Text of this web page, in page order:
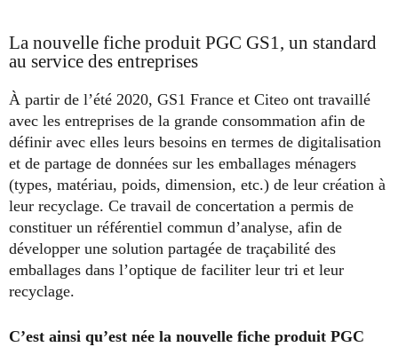
La nouvelle fiche produit PGC GS1, un standard
au service des entreprises
À partir de l’été 2020, GS1 France et Citeo ont travaillé
avec les entreprises de la grande consommation afin de
définir avec elles leurs besoins en termes de digitalisation
et de partage de données sur les emballages ménagers
(types, matériau, poids, dimension, etc.) de leur création à
leur recyclage. Ce travail de concertation a permis de
constituer un référentiel commun d’analyse, afin de
développer une solution partagée de traçabilité des
emballages dans l’optique de faciliter leur tri et leur
recyclage.
C’est ainsi qu’est née la nouvelle fiche produit PGC